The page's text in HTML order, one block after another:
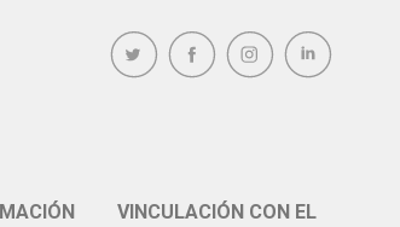
VINCULACIÓN CON EL